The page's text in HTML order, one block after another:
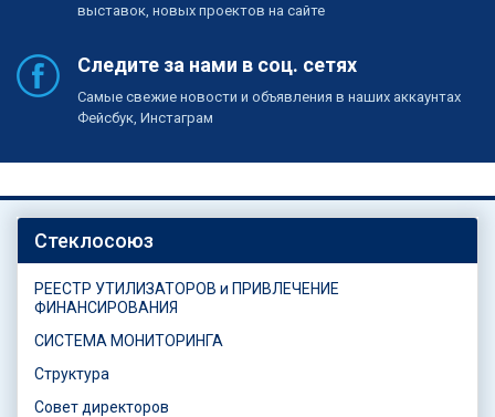
выставок, новых проектов на сайте
Следите за нами в соц. сетях
Самые свежие новости и объявления в наших аккаунтах
Фейсбук, Инстаграм
Стеклосоюз
РЕЕСТР УТИЛИЗАТОРОВ и ПРИВЛЕЧЕНИЕ
ФИНАНСИРОВАНИЯ
СИСТЕМА МОНИТОРИНГА
Структура
Совет директоров